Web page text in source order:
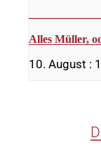
Alles Müller,
10. August :